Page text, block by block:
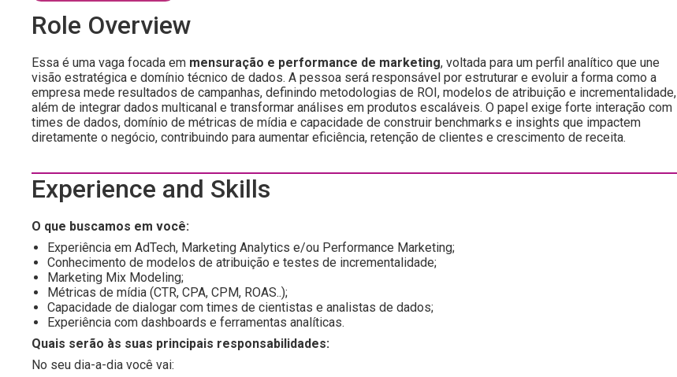
Role Overview
Essa é uma vaga focada em mensuração e performance de marketing, voltada para um perfil analítico que une
visão estratégica e domínio técnico de dados. A pessoa será responsável por estruturar e evoluir a forma como a
empresa mede resultados de campanhas, definindo metodologias de ROI, modelos de atribuição e incrementalidade,
além de integrar dados multicanal e transformar análises em produtos escaláveis. O papel exige forte interação com
times de dados, domínio de métricas de mídia e capacidade de construir benchmarks e insights que impactem
diretamente o negócio, contribuindo para aumentar eficiência, retenção de clientes e crescimento de receita.
Experience and Skills
O que buscamos em você:
Experiência em AdTech, Marketing Analytics e/ou Performance Marketing;
Conhecimento de modelos de atribuição e testes de incrementalidade;
Marketing Mix Modeling;
Métricas de mídia (CTR, CPA, CPM, ROAS..);
Capacidade de dialogar com times de cientistas e analistas de dados;
Experiência com dashboards e ferramentas analíticas.
Quais serão às suas principais responsabilidades:
No seu dia-a-dia você vai: